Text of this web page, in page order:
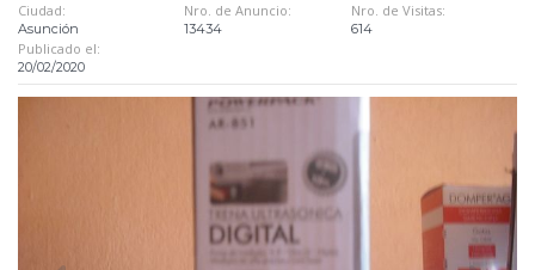
Ciudad:
Asunción
Nro. de Anuncio:
13434
Nro. de Visitas:
614
Publicado el:
20/02/2020